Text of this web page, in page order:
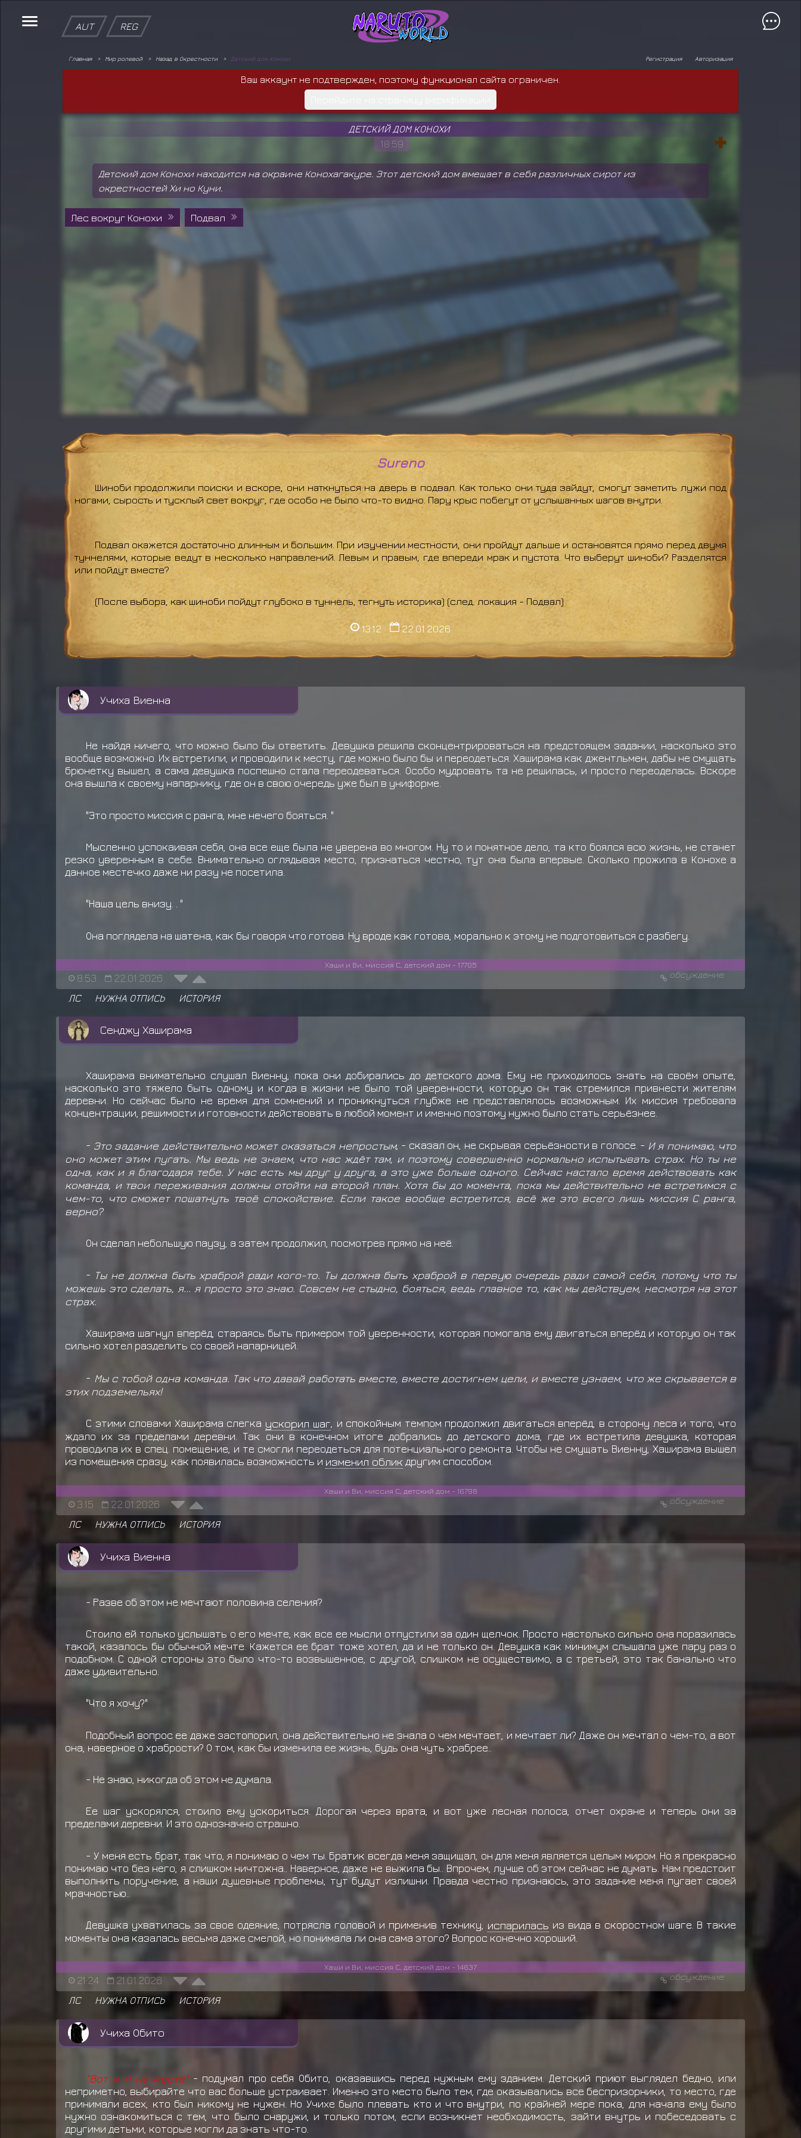
AUT REG
Главная Мир ролевой Назад в Окрестности Детский дом Конохи Авторизация
Регистрация
Ваш аккаунт не подтвержден, поэтому функционал сайта ограничен.
ДЕТСКИЙ ДОМ КОНОХИ
18:59
Детский дом Конохи находится на окраине Конохагакуре. Этот детский дом вмещает в себя различных сирот из
окрестностей Хи но Куни.
Лес вокруг Конохи Подвал
Sureno
Шиноби продолжили поиски и вскоре, они наткнуться на дверь в подвал. Как только они туда зайдут, смогут заметить лужи под
ногами, сырость и тусклый свет вокруг, где особо не было что-то видно. Пару крыс побегут от услышанных шагов внутри.
Подвал окажется достаточно длинным и большим. При изучении местности, они пройдут дальше и остановятся прямо перед двумя
туннелями, которые ведут в несколько направлений. Левым и правым, где впереди мрак и пустота. Что выберут шиноби? Разделятся
или пойдут вместе?
(После выбора, как шиноби пойдут глубоко в туннель, тегнуть историка) (след. локация - Подвал)
13:12 22.01.2026
Учиха Виенна
Не найдя ничего, что можно было бы ответить. Девушка решила сконцентрироваться на предстоящем задании, насколько это
вообще возможно. Их встретили, и проводили к месту, где можно было бы и переодеться. Хаширама как джентльмен, дабы не смущать
брюнетку вышел, а сама девушка поспешно стала переодеваться. Особо мудровать та не решилась, и просто переоделась. Вскоре
она вышла к своему напарнику, где он в свою очередь уже был в униформе.
"Это просто миссия с ранга, мне нечего бояться. "
Мысленно успокаивая себя, она все еще была не уверена во многом. Ну то и понятное дело, та кто боялся всю жизнь, не станет
резко уверенным в себе. Внимательно оглядывая место, признаться честно, тут она была впервые. Сколько прожила в Конохе а
данное местечко даже ни разу не посетила.
"Наша цель внизу. . "
Она поглядела на шатена, как бы говоря что готова. Ну вроде как готова, морально к этому не подготовиться с разбегу.
Хаши и Ви, миссия С, детский дом - 17705
8:53 22.01.2026 обсуждение
ЛС НУЖНА ОТПИСЬ ИСТОРИЯ
Сенджу Хаширама
Хаширама внимательно слушал Виенну, пока они добирались до детского дома. Ему не приходилось знать на своём опыте,
насколько это тяжело быть одному и когда в жизни не было той уверенности, которую он так стремился привнести жителям
деревни. Но сейчас было не время для сомнений и проникнуться глубже не представлялось возможным. Их миссия требовала
концентрации, решимости и готовности действовать в любой момент и именно поэтому нужно было стать серьёзнее.
- Это задание действительно может оказаться непростым, - сказал он, не скрывая серьёзности в голосе. - И я понимаю, что
оно может этим пугать. Мы ведь не знаем, что нас ждёт там, и поэтому совершенно нормально испытывать страх. Но ты не
одна, как и я благодаря тебе. У нас есть мы друг у друга, а это уже больше одного. Сейчас настало время действовать как
команда, и твои переживания должны отойти на второй план. Хотя бы до момента, пока мы действительно не встретимся с
чем-то, что сможет пошатнуть твоё спокойствие. Если такое вообще встретится, всё же это всего лишь миссия С ранга,
верно?
Он сделал небольшую паузу, а затем продолжил, посмотрев прямо на неё.
- Ты не должна быть храброй ради кого-то. Ты должна быть храброй в первую очередь ради самой себя, потому что ты
можешь это сделать, я... я просто это знаю. Совсем не стыдно, бояться, ведь главное то, как мы действуем, несмотря на этот
страх.
Хаширама шагнул вперёд, стараясь быть примером той уверенности, которая помогала ему двигаться вперёд и которую он так
сильно хотел разделить со своей напарницей.
- Мы с тобой одна команда. Так что давай работать вместе, вместе достигнем цели, и вместе узнаем, что же скрывается в
этих подземельях!
С этими словами Хаширама слегка ускорил шаг , и спокойным темпом продолжил двигаться вперёд, в сторону леса и того, что
ждало их за пределами деревни. Так они в конечном итоге добрались до детского дома, где их встретила девушка, которая
проводила их в спец. помещение, и те смогли переодеться для потенциального ремонта. Чтобы не смущать Виенну, Хаширама вышел
из помещения сразу, как появилась возможность и изменил обликдругим способом.
Хаши и Ви, миссия С, детский дом - 16798
3:15 22.01.2026 обсуждение
ЛС НУЖНА ОТПИСЬ ИСТОРИЯ
Учиха Виенна
- Разве об этом не мечтают половина селения?
Стоило ей только услышать о его мечте, как все ее мысли отпустили за один щелчок. Просто настолько сильно она поразилась
такой, казалось бы обычной мечте. Кажется ее брат тоже хотел, да и не только он. Девушка как минимум слышала уже пару раз о
подобном. С одной стороны это было что-то возвышенное, с другой, слишком не осуществимо, а с третьей, это так банально что
даже удивительно.
"Что я хочу?"
Подобный вопрос ее даже застопорил, она действительно не знала о чем мечтает, и мечтает ли? Даже он мечтал о чем-то, а вот
она, наверное о храбрости? О том, как бы изменила ее жизнь, будь она чуть храбрее..
- Не знаю, никогда об этом не думала.
Ее шаг ускорялся, стоило ему ускориться. Дорогая через врата, и вот уже лесная полоса, отчет охране и теперь они за
пределами деревни. И это однозначно страшно.
- У меня есть брат, так что, я понимаю о чем ты. Братик всегда меня защищал, он для меня является целым миром. Но я прекрасно
понимаю что без него, я слишком ничтожна.. Наверное, даже не выжила бы.. Впрочем, лучше об этом сейчас не думать. Нам предстоит
выполнить поручение, а наши душевные проблемы, тут будут излишни. Правда честно признаюсь, это задание меня пугает своей
мрачностью..
Девушка ухватилась за свое одеяние, потрясла головой и применив технику, испарилась из вида в скоростном шаге. В такие
моменты она казалась весьма даже смелой, но понимала ли она сама этого? Вопрос конечно хороший.
Хаши и Ви, миссия С, детский дом - 14637
21:24 21.01.2026 обсуждение
ЛС НУЖНА ОТПИСЬ ИСТОРИЯ
Учиха Обито
"Вот я и на месте"- подумал про себя Обито, оказавшись перед нужным ему зданием. Детский приют выглядел бедно, или
неприметно, выбирайте что вас больше устраивает. Именно это место было тем, где оказывались все беспризорники, то место, где
принимали всех, кто был никому не нужен. Но Учихе было плевать кто и что внутри, по крайней мере пока, для начала ему было
нужно ознакомиться с тем, что было снаружи, и только потом, если возникнет необходимость, зайти внутрь и побеседовать с
другими детьми, которые могли да знать что-то.